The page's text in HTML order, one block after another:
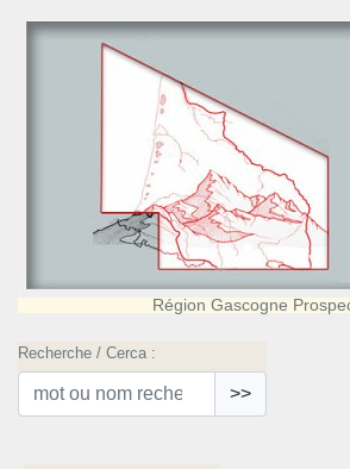
Région Gascogne
Recherche / Cerca :
>>